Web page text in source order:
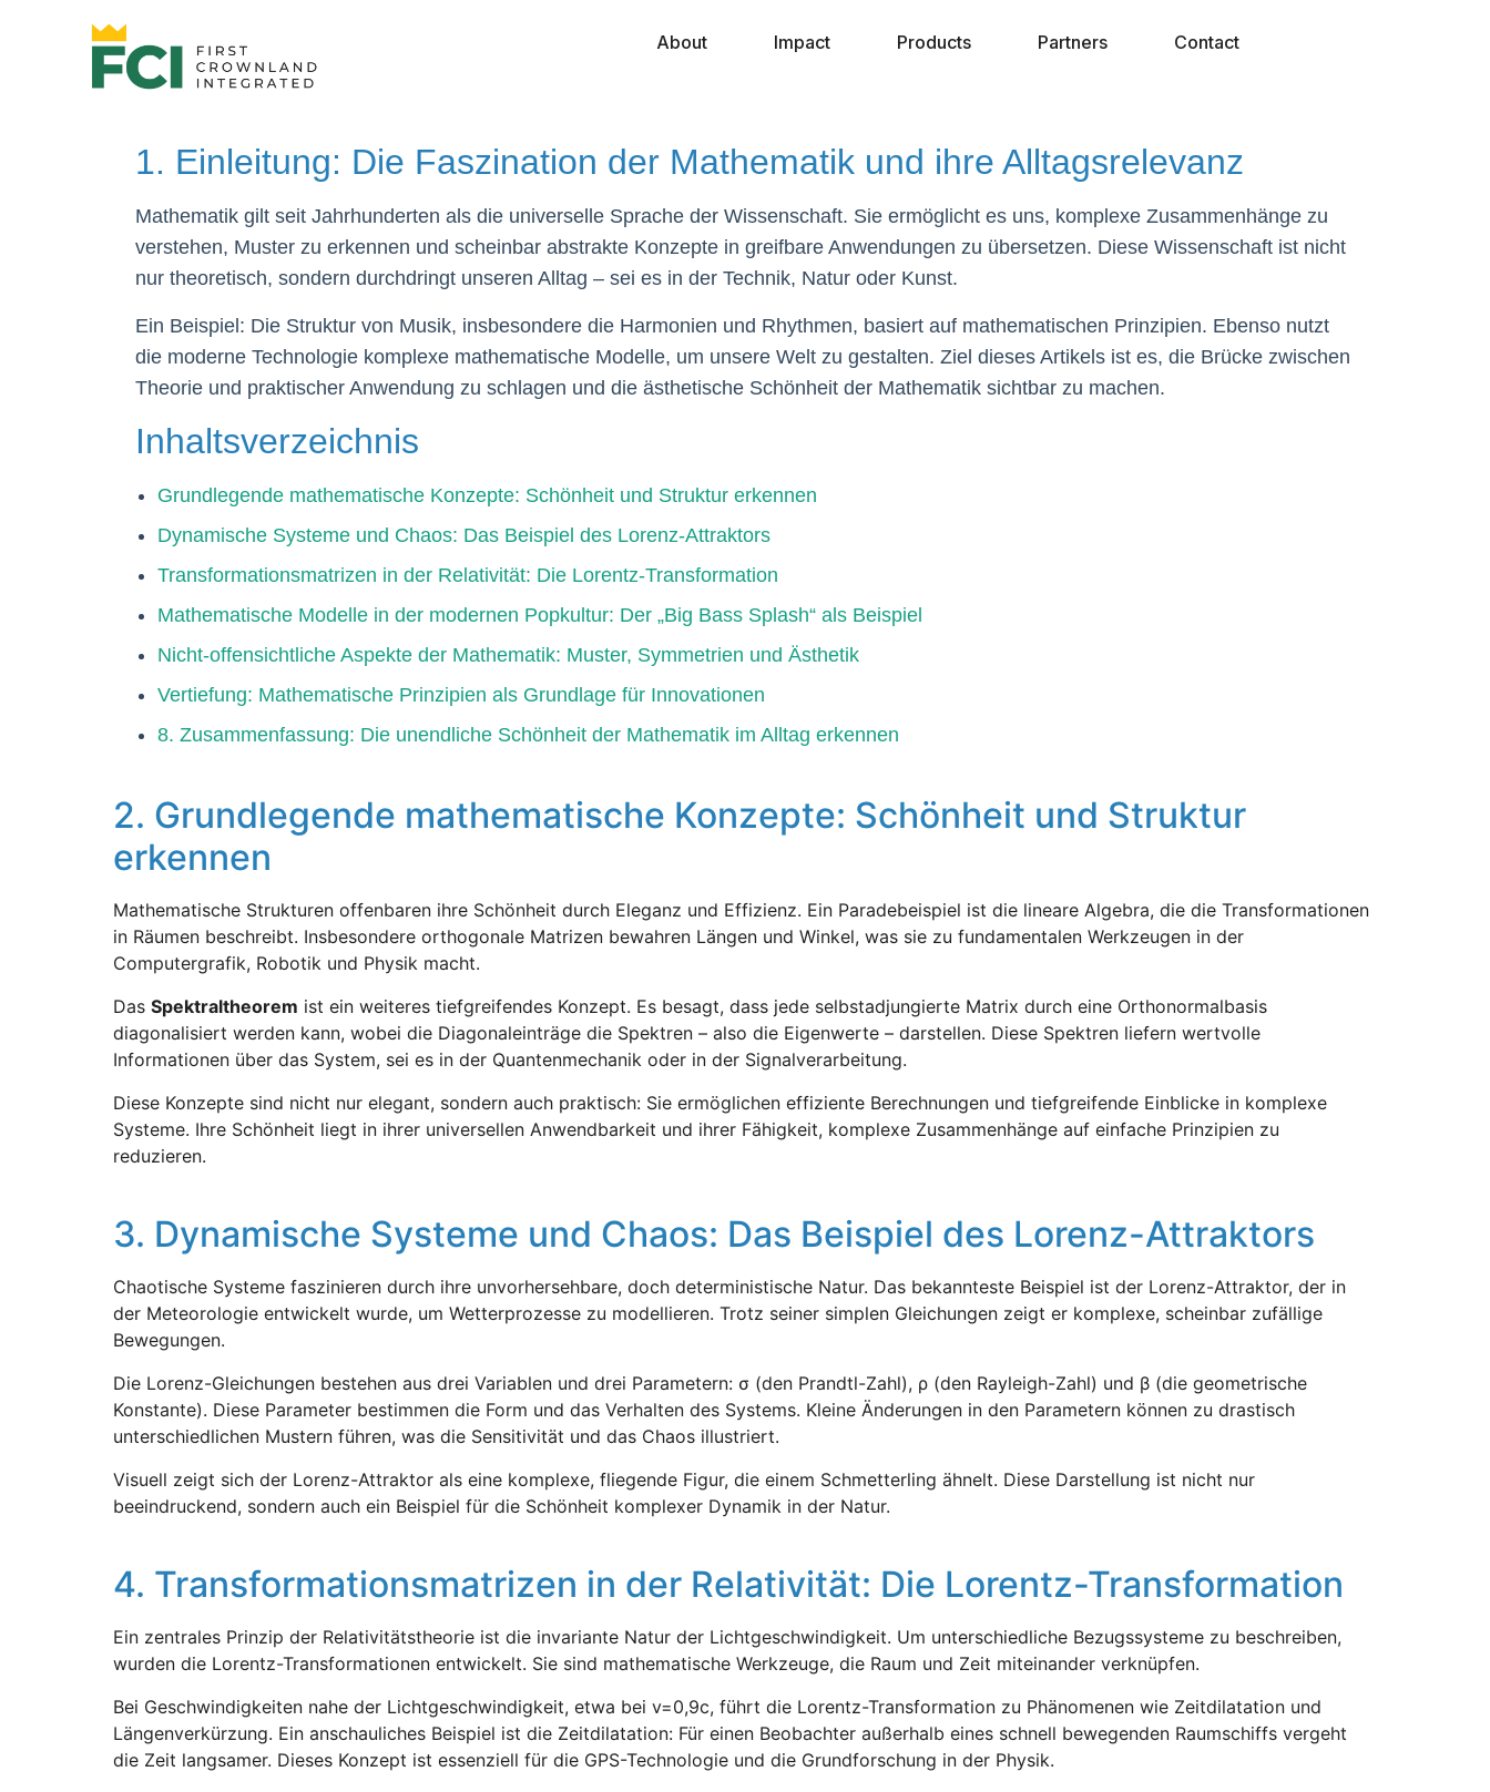
About Impact Products Partners Contact
1. Einleitung: Die Faszination der Mathematik und ihre Alltagsrelevanz
Mathematik gilt seit Jahrhunderten als die universelle Sprache der Wissenschaft. Sie ermöglicht es uns, komplexe Zusammenhänge zu
verstehen, Muster zu erkennen und scheinbar abstrakte Konzepte in greifbare Anwendungen zu übersetzen. Diese Wissenschaft ist nicht
nur theoretisch, sondern durchdringt unseren Alltag – sei es in der Technik, Natur oder Kunst.
Ein Beispiel: Die Struktur von Musik, insbesondere die Harmonien und Rhythmen, basiert auf mathematischen Prinzipien. Ebenso nutzt
die moderne Technologie komplexe mathematische Modelle, um unsere Welt zu gestalten. Ziel dieses Artikels ist es, die Brücke zwischen
Theorie und praktischer Anwendung zu schlagen und die ästhetische Schönheit der Mathematik sichtbar zu machen.
Inhaltsverzeichnis
Grundlegende mathematische Konzepte: Schönheit und Struktur erkennen
Dynamische Systeme und Chaos: Das Beispiel des Lorenz-Attraktors
Transformationsmatrizen in der Relativität: Die Lorentz-Transformation
Mathematische Modelle in der modernen Popkultur: Der „Big Bass Splash“ als Beispiel
Nicht-offensichtliche Aspekte der Mathematik: Muster, Symmetrien und Ästhetik
Vertiefung: Mathematische Prinzipien als Grundlage für Innovationen
8. Zusammenfassung: Die unendliche Schönheit der Mathematik im Alltag erkennen
2. Grundlegende mathematische Konzepte: Schönheit und Struktur
erkennen
Mathematische Strukturen offenbaren ihre Schönheit durch Eleganz und Effizienz. Ein Paradebeispiel ist die lineare Algebra, die die Transformationen
in Räumen beschreibt. Insbesondere orthogonale Matrizen bewahren Längen und Winkel, was sie zu fundamentalen Werkzeugen in der
Computergrafik, Robotik und Physik macht.
Das Spektraltheorem ist ein weiteres tiefgreifendes Konzept. Es besagt, dass jede selbstadjungierte Matrix durch eine Orthonormalbasis
diagonalisiert werden kann, wobei die Diagonaleinträge die Spektren – also die Eigenwerte – darstellen. Diese Spektren liefern wertvolle
Informationen über das System, sei es in der Quantenmechanik oder in der Signalverarbeitung.
Diese Konzepte sind nicht nur elegant, sondern auch praktisch: Sie ermöglichen effiziente Berechnungen und tiefgreifende Einblicke in komplexe
Systeme. Ihre Schönheit liegt in ihrer universellen Anwendbarkeit und ihrer Fähigkeit, komplexe Zusammenhänge auf einfache Prinzipien zu
reduzieren.
3. Dynamische Systeme und Chaos: Das Beispiel des Lorenz-Attraktors
Chaotische Systeme faszinieren durch ihre unvorhersehbare, doch deterministische Natur. Das bekannteste Beispiel ist der Lorenz-Attraktor, der in
der Meteorologie entwickelt wurde, um Wetterprozesse zu modellieren. Trotz seiner simplen Gleichungen zeigt er komplexe, scheinbar zufällige
Bewegungen.
Die Lorenz-Gleichungen bestehen aus drei Variablen und drei Parametern: σ (den Prandtl-Zahl), ρ (den Rayleigh-Zahl) und β (die geometrische
Konstante). Diese Parameter bestimmen die Form und das Verhalten des Systems. Kleine Änderungen in den Parametern können zu drastisch
unterschiedlichen Mustern führen, was die Sensitivität und das Chaos illustriert.
Visuell zeigt sich der Lorenz-Attraktor als eine komplexe, fliegende Figur, die einem Schmetterling ähnelt. Diese Darstellung ist nicht nur
beeindruckend, sondern auch ein Beispiel für die Schönheit komplexer Dynamik in der Natur.
4. Transformationsmatrizen in der Relativität: Die Lorentz-Transformation
Ein zentrales Prinzip der Relativitätstheorie ist die invariante Natur der Lichtgeschwindigkeit. Um unterschiedliche Bezugssysteme zu beschreiben,
wurden die Lorentz-Transformationen entwickelt. Sie sind mathematische Werkzeuge, die Raum und Zeit miteinander verknüpfen.
Bei Geschwindigkeiten nahe der Lichtgeschwindigkeit, etwa bei v=0,9c, führt die Lorentz-Transformation zu Phänomenen wie Zeitdilatation und
Längenverkürzung. Ein anschauliches Beispiel ist die Zeitdilatation: Für einen Beobachter außerhalb eines schnell bewegenden Raumschiffs vergeht
die Zeit langsamer. Dieses Konzept ist essenziell für die GPS-Technologie und die Grundforschung in der Physik.